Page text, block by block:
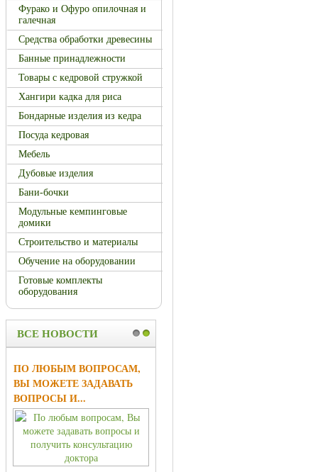
Фурако и Офуро опилочная и
галечная
Средства обработки древесины
Банные принадлежности
Товары с кедровой стружкой
Хангири кадка для риса
Бондарные изделия из кедра
Посуда кедровая
Мебель
Дубовые изделия
Бани-бочки
Модульные кемпинговые
домики
Строительство и материалы
Обучение на оборудовании
Готовые комплекты
оборудования
1 2
ВСЕ НОВОСТИ
ПО ЛЮБЫМ ВОПРОСАМ,
ВЫ МОЖЕТЕ ЗАДАВАТЬ
ВОПРОСЫ И...